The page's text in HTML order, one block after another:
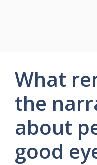
What
the
about
good